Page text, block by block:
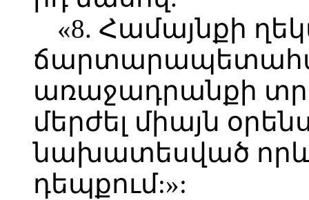
«8. Համայնքի
առաջադրանքի
մերժել միայն
նախատեսված
դեպքում:»: